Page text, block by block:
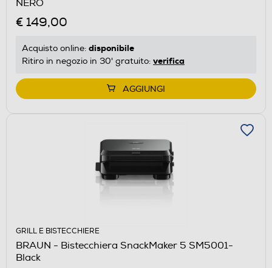
NERO
€ 149,00
Acquisto online: disponibile
Ritiro in negozio in 30' gratuito: verifica
AGGIUNGI
GRILL E BISTECCHIERE
BRAUN - Bistecchiera SnackMaker 5 SM5001-
Black